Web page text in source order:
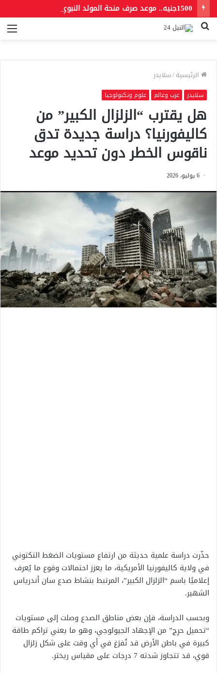
بحث
الرئيسية/سلايدر
سلايدر عرب وعالم علوم وتكنولوجيا
هل يقترب “الزلزال الكبير” من
كاليفورنيا؟ دراسة جديدة تدق
ناقوس الخطر دون تحديد موعد
6 يوليو، 2026
حذّرت دراسة علمية حديثة من ارتفاع مستويات الضغط التكتوني
في ولاية كاليفورنيا الأمريكية، ما يعزز احتمالات وقوع ما يُعرف
إعلاميًا باسم “الزلزال الكبير”، المرتبط بنشاط صدع سان أندرياس
الشهير.
وبحسب الدراسة، فإن بعض مناطق الصدع وصلت إلى مستويات
“تحميل حرِج” من الإجهاد الجيولوجي، وهو ما يعني تراكم طاقة
كبيرة في باطن الأرض قد تُفرَغ في أي وقت على شكل زلزال
قوي، قد تتجاوز شدته 7 درجات على مقياس ريختر.